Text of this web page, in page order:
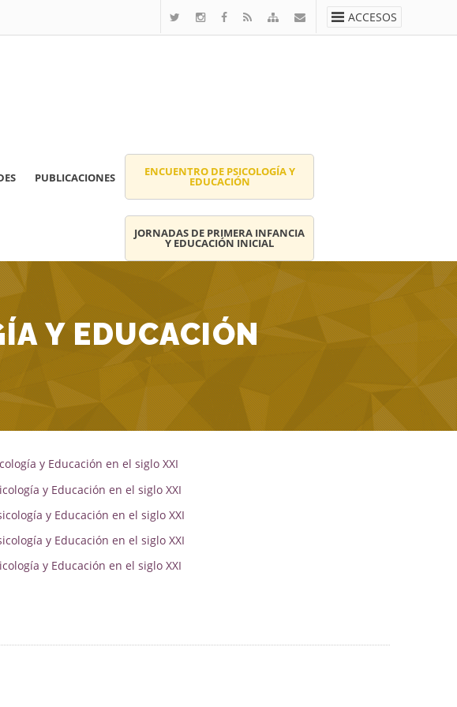
ACCESOS
PUBLICACIONES ENCUENTRO DE PSICOLOGÍA Y
EDUCACIÓN
JORNADAS DE PRIMERA INFANCIA
Y EDUCACIÓN INICIAL
Y EDUCACIÓN
y Educación en el siglo XXI
y Educación en el siglo XXI
y Educación en el siglo XXI
y Educación en el siglo XXI
y Educación en el siglo XXI